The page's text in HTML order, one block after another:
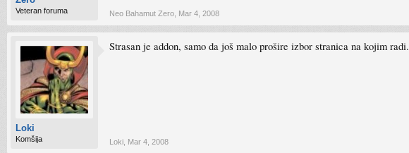
Veteran foruma Neo Bahamut Zero Mar 4, 2008
Loki
Komšija
Strasan je addon, samo da još malo prošire izbor stranica na kojim radi.
Loki Mar 4, 2008